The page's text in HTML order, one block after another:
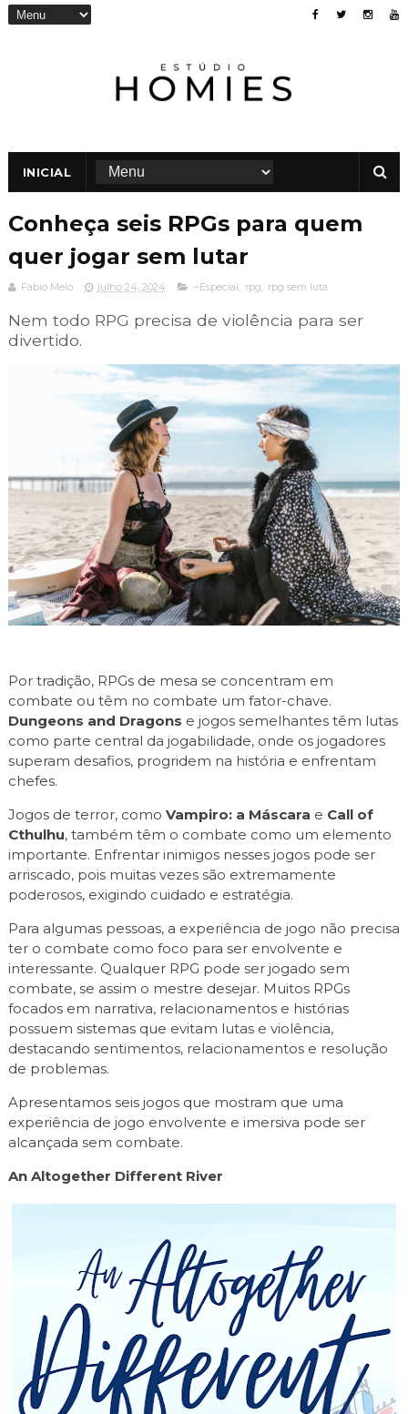
INICIAL
Conheça seis RPGs para quem
quer jogar sem lutar
Fabio Melo julho 24, 2024 ~Especial, rpg, rpg sem luta
Nem todo RPG precisa de violência para ser
divertido.
Por tradição, RPGs de mesa se concentram em
combate ou têm no combate um fator-chave.
Dungeons and Dragons e jogos semelhantes têm lutas
como parte central da jogabilidade, onde os jogadores
superam desafios, progridem na história e enfrentam
chefes.
Jogos de terror, como Vampiro: a Máscara e Call of
Cthulhu, também têm o combate como um elemento
importante. Enfrentar inimigos nesses jogos pode ser
arriscado, pois muitas vezes são extremamente
poderosos, exigindo cuidado e estratégia.
Para algumas pessoas, a experiência de jogo não precisa
ter o combate como foco para ser envolvente e
interessante. Qualquer RPG pode ser jogado sem
combate, se assim o mestre desejar. Muitos RPGs
focados em narrativa, relacionamentos e histórias
possuem sistemas que evitam lutas e violência,
destacando sentimentos, relacionamentos e resolução
de problemas.
Apresentamos seis jogos que mostram que uma
experiência de jogo envolvente e imersiva pode ser
alcançada sem combate.
An Altogether Different River